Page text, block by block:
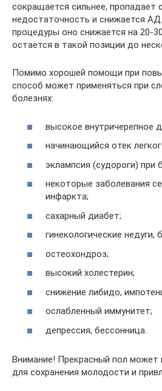
сокращается сильнее, пропадает
недостаточность и снижается
процедуры оно снижается на 20-
остается в такой позиции до
Помимо хорошей помощи при
способ может применяться при
болезнях:
высокое внутричерепное
начинающийся отек
эклампсия (судороги) при
некоторые заболевания
инфаркта;
сахарный диабет;
гинекологические недуги,
остеохондроз;
высокий холестерин;
снижение либидо,
ослабленный иммунитет;
депрессия, бессонница.
Внимание! Прекрасный пол может
для сохранения молодости и